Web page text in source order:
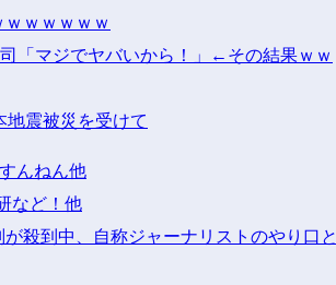
ｗｗｗｗｗ
「マジでヤバいから！」←その結果ｗｗ
地震被災を受けて
んねん他
など！他
殺到中、自称ジャーナリストのやり口と